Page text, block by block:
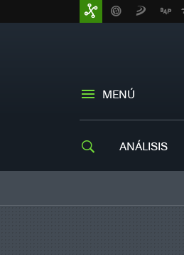
MENÚ
ANÁLISIS